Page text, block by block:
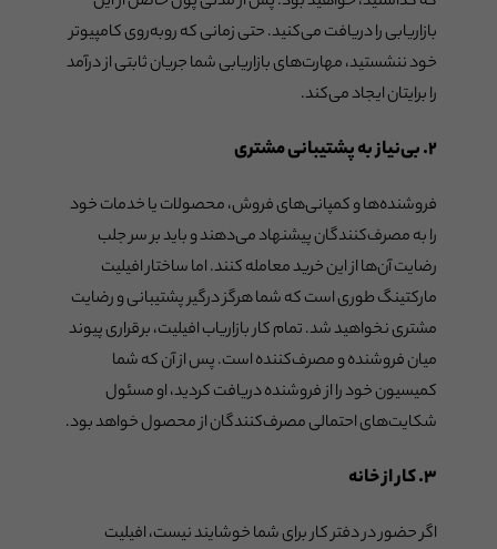
بازاریابی را دریافت می‌کنید. حتی زمانی که روبه‌روی کامپیوتر
خود ننشستید، مهارت‌های بازاریابی شما جریان ثابتی از درآمد
را برایتان ایجاد می‌کند.
۲. بی‌نیاز به پشتیبانی مشتری
فروشنده‌ها و کمپانی‌های فروش، محصولات یا خدمات خود
را به مصرف‌کنندگان پیشنهاد می‌دهند و باید بر سر جلب
رضایت آن‌ها از این خرید معامله کنند. اما ساختار افیلیت
مارکتینگ طوری است که شما هرگز درگیر پشتیبانی و رضایت
مشتری نخواهید شد. تمام کار بازاریاب افیلیت، برقراری پیوند
میان فروشنده و مصرف‌کننده است. پس از آن که شما
کمیسیون خود را از فروشنده دریافت کردید، او مسئول
شکایت‌های احتمالی مصرف‌کنندگان از محصول خواهد بود.
۳. کار از خانه
اگر حضور در دفتر کار برای شما خوشایند نیست، افیلیت